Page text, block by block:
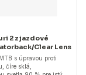
2 zjazdové
Clear Lens
s úpravou proti
číre sklá,